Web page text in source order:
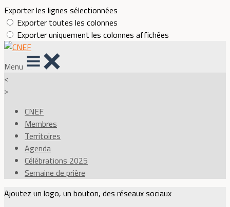
Exporter les lignes sélectionnées
Exporter toutes les colonnes
Exporter uniquement les colonnes affichées
Menu
<
>
CNEF
Membres
Territoires
Agenda
Célébrations 2025
Semaine de prière
Ajoutez un logo, un bouton, des réseaux sociaux